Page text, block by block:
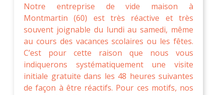
Notre entreprise de vide maison à
Montmartin (60) est très réactive et très
souvent joignable du lundi au samedi, même
au cours des vacances scolaires ou les fêtes.
C’est pour cette raison que nous vous
indiquerons systématiquement une visite
initiale gratuite dans les 48 heures suivantes
de façon à être réactifs. Pour ces motifs, nos